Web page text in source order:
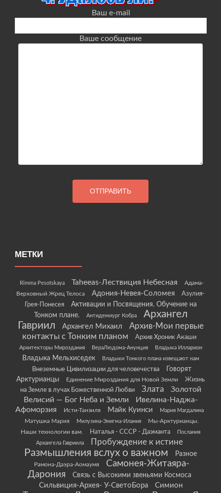
Ваш e-mail
Ваше сообщение
МЕТКИ
Rimma Pesotskaya Taheeas-Лествиция Небесная
Адама-
Верховный Жрец Телоса
Адония-Невея-Соломея
Азулия-
Грея-Понесея
Активации и Посвящения. Обучение на
Тонком плане.
Антидемиург Кобра
Архангел
Гавриил
Архангел Михаил
Архив-Мои первые
контакты с Тонким планом
Архив Хроник Акаши
Архитекторы Мироздания ВераЛюдома-Анунция Владыка Илларион
Владыка Мельхиседек Владыки Тонкого плана извещают нам
Внеземные Цивилизации для человечества
Говорят
Арктурианцы
Единение Мироздания для Новой Земли
Жизнь
на Земле в лучах Божественной Любви
Злата
Золотой
Велисий — Бог Неба и Земли
Ивелина-Наджа-
Афоморзия
Исти-Танзиля Майк Куинси Мария Магдалина
Матушка Мария Милузина-Энигма-Илания
Мы-Арктурианцы.
Наши технологии вам.
Наталья - СССР - Даэманта
Послания
Архангела Гавриила
Пробуждение к истине
Размышления вслух о важном Разное
Рамона-Даэра-Аомаумя
Самонея-Житаяра-
Дарония
Связь с Высокими звеньями Космоса
Сильвиция-Архея- У-СветоБора Симион